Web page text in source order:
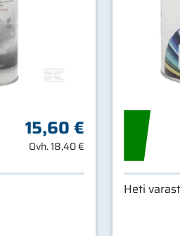
15,60 €
Ovh.18,40 €
Heti